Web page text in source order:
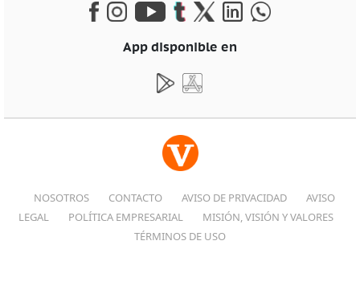
App disponible en
NOSOTROS CONTACTO AVISO DE PRIVACIDAD
AVISO
LEGAL
POLÍTICA EMPRESARIAL
MISIÓN, VISIÓN Y VALORES
TÉRMINOS DE USO